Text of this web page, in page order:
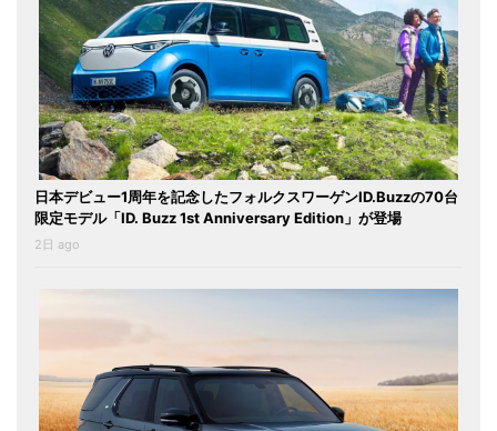
日本デビュー1周年を記念したフォルクスワーゲンID.Buzzの70台
限定モデル「ID. Buzz 1st Anniversary Edition」が登場
2日 ago